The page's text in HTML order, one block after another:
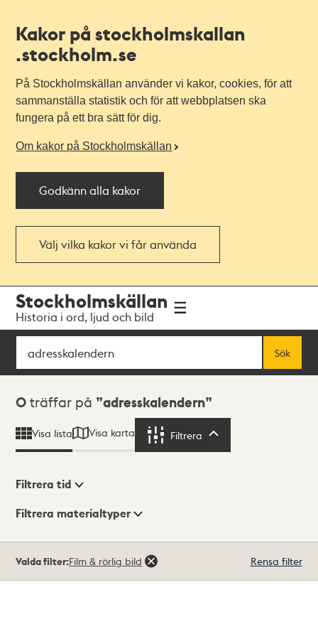
Kakor på stockholmskallan
.stockholm.se
På Stockholmskällan använder vi kakor, cookies, för att
sammanställa statistik och för att webbplatsen ska
fungera på ett bra sätt för dig.
Om kakor på Stockholmskällan
Godkänn alla kakor
Välj vilka kakor vi får använda
navigationen
huvudinnehållet
Stockholmskällan
Historia i ord, ljud och bild
Sök
Sök
Sökresultat
0 träffar på adresskalendern
Visa lista Visa karta Filtrera
Visningsläge
Filtrera tid
Filtrera materialtyper
träffar
Valda filter:Film & rörlig bild Rensa filter